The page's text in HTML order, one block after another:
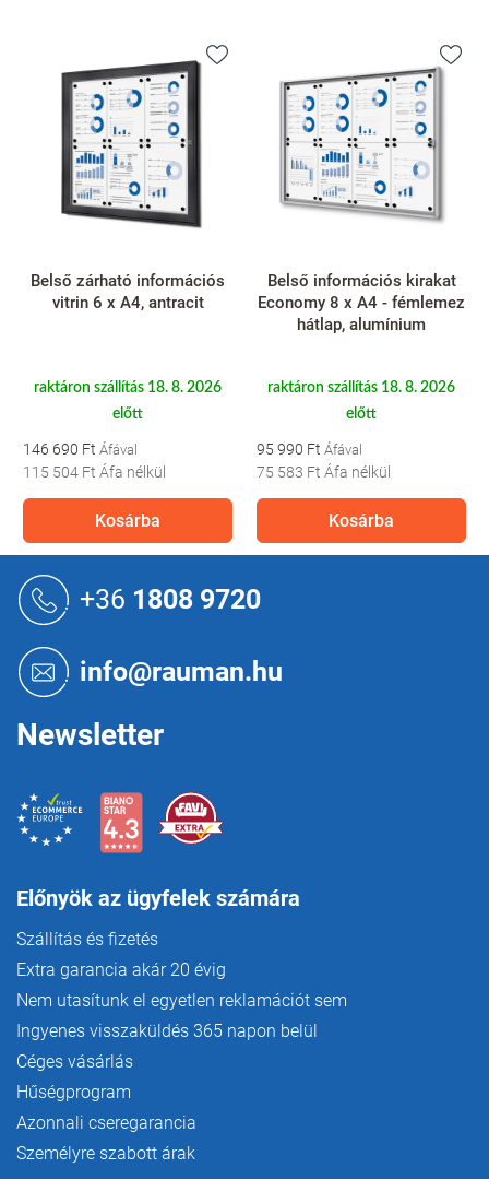
Belső zárható információs
vitrin 6 x A4, antracit
raktáron szállítás 18. 8. 2026
előtt
146 690 Ft
115 504 Ft Áfa nélkül
Kosárba
Belső információs kirakat
Economy 8 x A4 - fémlemez
hátlap, alumínium
raktáron szállítás 18. 8. 2026
előtt
95 990 Ft
75 583 Ft Áfa nélkül
Kosárba
+36 1808 9720
info@rauman.hu
Newsletter
Előnyök az ügyfelek számára
Szállítás és fizetés
Extra garancia akár 20 évig
Nem utasítunk el egyetlen reklamációt sem
Ingyenes visszaküldés 365 napon belül
Céges vásárlás
Hűségprogram
Azonnali cseregarancia
Személyre szabott árak